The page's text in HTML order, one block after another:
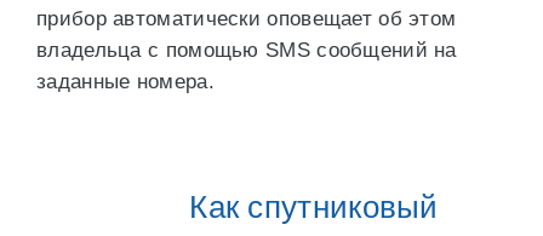
прибор автоматически оповещает об этом
владельца с помощью SMS сообщений на
заданные номера.
Как спутниковый